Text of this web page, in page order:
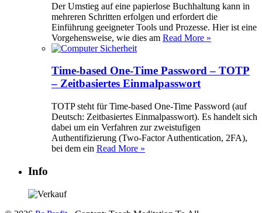
Der Umstieg auf eine papierlose Buchhaltung kann in
mehreren Schritten erfolgen und erfordert die
Einführung geeigneter Tools und Prozesse. Hier ist eine
Vorgehensweise, wie dies am Read More »
Time-based One-Time Password – TOTP
– Zeitbasiertes Einmalpasswort
TOTP steht für Time-based One-Time Password (auf
Deutsch: Zeitbasiertes Einmalpasswort). Es handelt sich
dabei um ein Verfahren zur zweistufigen
Authentifizierung (Two-Factor Authentication, 2FA),
bei dem ein Read More »
Info